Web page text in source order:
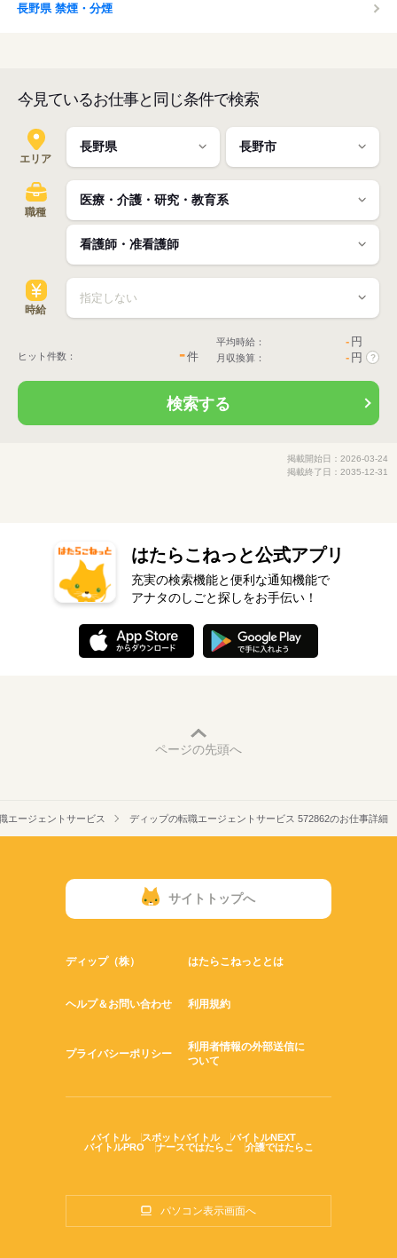
長野県 禁煙・分煙
今見ているお仕事と同じ条件で検索
エリア
職種
時給
ヒット件数： -件
平均時給： - 円
月収換算： - 円 ?
検索する
掲載開始日：2026-03-24
掲載終了日：2035-12-31
はたらこねっと公式アプリ
充実の検索機能と便利な通知機能で
アナタのしごと探しをお手伝い！
ページの先頭へ
エージェントサービス ディップの転職エージェントサービス 572862のお仕事詳細
サイトトップへ
ディップ（株） はたらこねっととは
ヘルプ＆お問い合わせ 利用規約
プライバシーポリシー
利用者情報の外部送信に
ついて
バイトル スポットバイトル
バイトルNEXT
バイトルPRO
ナースではたらこ 介護ではたらこ
パソコン表示画面へ